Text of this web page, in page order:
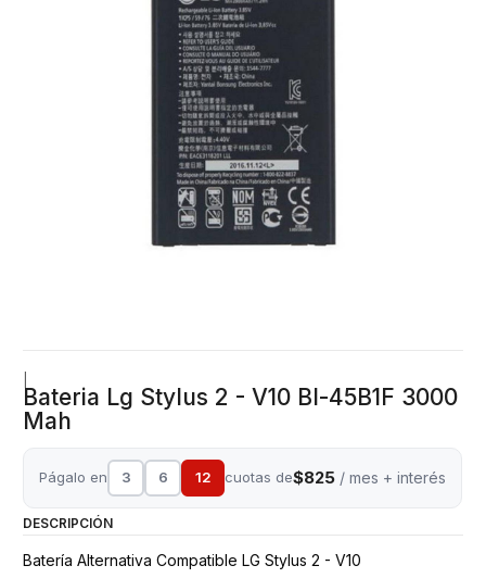
Bateria Lg Stylus 2 - V10 Bl-45B1F 3000
Mah
Págalo en 3 6 12 cuotas de$825 / mes + interés
DESCRIPCIÓN
Batería Alternativa Compatible LG Stylus 2 - V10